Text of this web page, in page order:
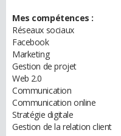
Mes compétences :
Réseaux sociaux
Facebook
Marketing
Gestion de projet
Web 2.0
Communication
Communication online
Stratégie digitale
Gestion de la relation client